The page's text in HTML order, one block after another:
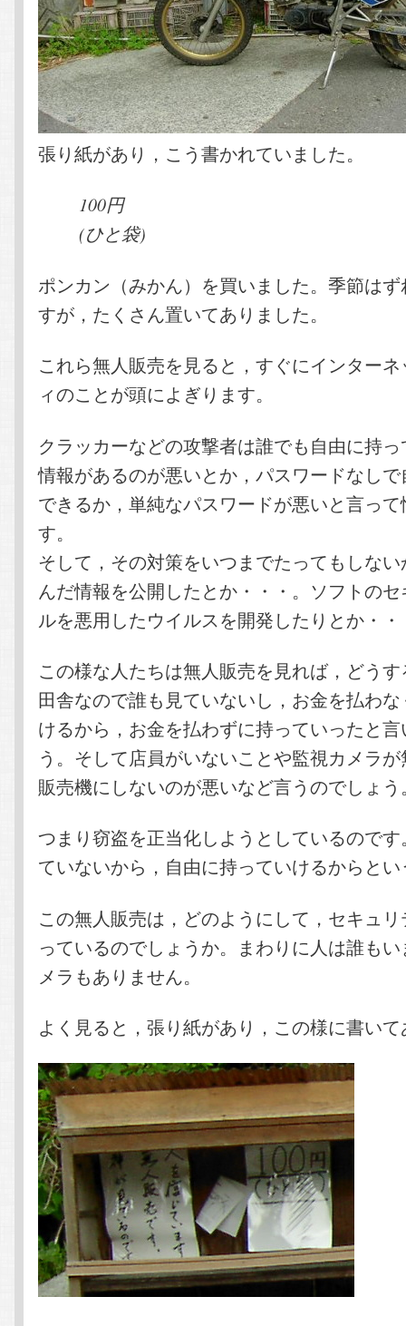
張り紙があり，こう書かれていました。
100円
(ひと袋)
ポンカン（みかん）を買いました。季節は
すが，たくさん置いてありました。
これら無人販売を見ると，すぐにインター
ィのことが頭によぎります。
クラッカーなどの攻撃者は誰でも自由に持
情報があるのが悪いとか，パスワードなし
できるか，単純なパスワードが悪いと言っ
す。
そして，その対策をいつまでたってもしな
んだ情報を公開したとか・・・。ソフトの
ルを悪用したウイルスを開発したりとか・
この様な人たちは無人販売を見れば，どう
田舎なので誰も見ていないし，お金を払わ
けるから，お金を払わずに持っていったと
う。そして店員がいないことや監視カメラ
販売機にしないのが悪いなど言うのでしょう
つまり窃盗を正当化しようとしているので
ていないから，自由に持っていけるからと
この無人販売は，どのようにして，セキュ
っているのでしょうか。まわりに人は誰も
メラもありません。
よく見ると，張り紙があり，この様に書い